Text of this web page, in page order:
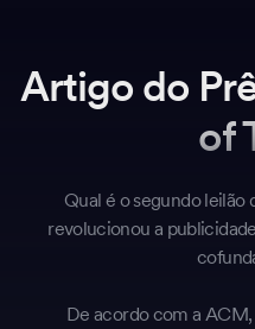
Artigo do
of
Qual é o segundo leilão
revolucionou a
De acordo com a